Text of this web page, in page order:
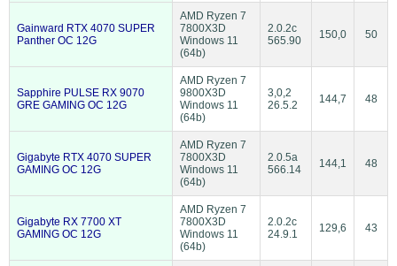
Gainward RTX 4070 SUPER
Panther OC 12G
AMD Ryzen 7
7800X3D
Windows 11
(64b)
2.0.2c
565.90
150,0 50
Sapphire PULSE RX 9070
GRE GAMING OC 12G
AMD Ryzen 7
9800X3D
Windows 11
(64b)
3,0,2
26.5.2
144,7 48
Gigabyte RTX 4070 SUPER
GAMING OC 12G
AMD Ryzen 7
7800X3D
Windows 11
(64b)
2.0.5a
566.14
144,1 48
Gigabyte RX 7700 XT
GAMING OC 12G
AMD Ryzen 7
7800X3D
Windows 11
(64b)
2.0.2c
24.9.1
129,6 43